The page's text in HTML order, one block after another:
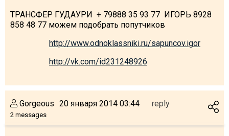
ТРАНСФЕР ГУДАУРИ + 79888 35 93 77 ИГОРЬ 8928
858 48 77 можем подобрать попутчиков
http://www.odnoklassniki.ru/sapuncov.igor
http://vk.com/id231248926
Gorgeous
2 messages
20 января 2014 03:44 reply
LODGING
Cottages
Hotels
% Hot deals